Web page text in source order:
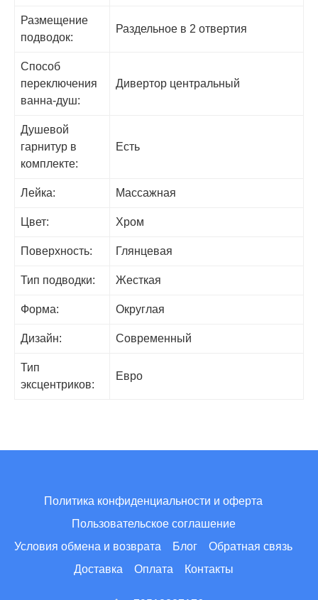
Размещение
подводок:
Раздельное в 2 отвертия
Способ
переключения
ванна-душ:
Дивертор центральный
Душевой
гарнитур в
комплекте:
Есть
Лейка: Массажная
Цвет: Хром
Поверхность: Глянцевая
Тип подводки: Жесткая
Форма: Округлая
Дизайн: Cовременный
Тип
эксцентриков:
Евро
Политика конфиденциальности и оферта
Пользовательское соглашение
Условия обмена и возврата
Блог
Обратная связь
Доставка
Оплата Контакты